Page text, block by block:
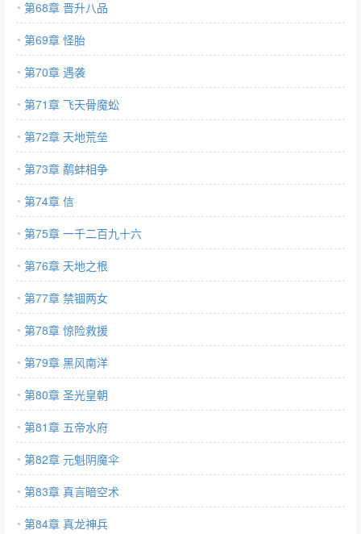
第68章 晋升八品
第69章 怪胎
第70章 遇袭
第71章 飞天骨魔蚣
第72章 天地荒垒
第73章 鹬蚌相争
第74章 信
第75章 一千二百九十六
第76章 天地之根
第77章 禁锢两女
第78章 惊险救援
第79章 黑风南洋
第80章 圣光皇朝
第81章 五帝水府
第82章 元魁阴魔伞
第83章 真言暗空术
第84章 真龙神兵